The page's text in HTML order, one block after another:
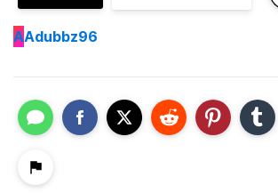
AAdubbz96